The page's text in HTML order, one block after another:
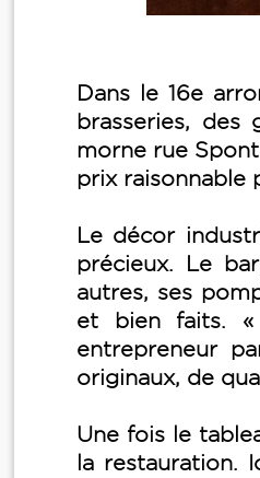
Dans le 16e
brasseries,
morne rue
prix raisonnable
Le décor
précieux. Le
autres, ses
et bien faits. «
entrepreneur
originaux, de
Une fois le
la restauration.